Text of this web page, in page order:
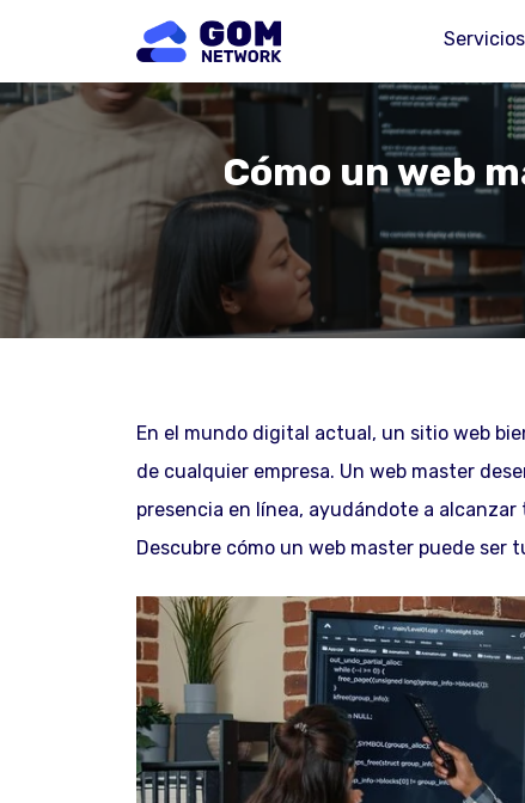
Servicios
Cómo un web
En el mundo digital actual, un sitio web
de cualquier empresa. Un web master
presencia en línea, ayudándote a
Descubre cómo un web master puede ser